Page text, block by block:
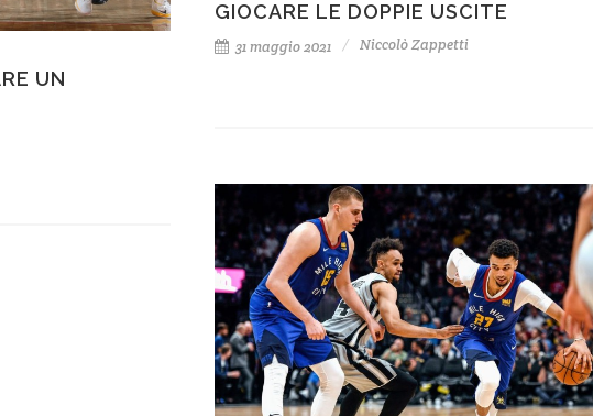
UN
GIOCARE LE DOPPIE USCITE
31 maggio 2021 Niccolò Zappetti